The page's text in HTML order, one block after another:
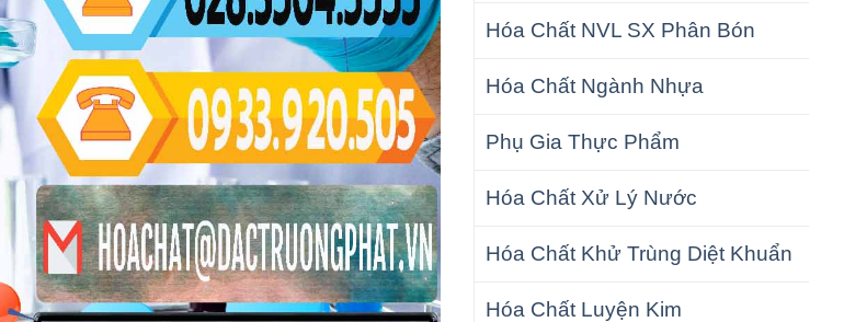
Hóa Chất NVL SX Phân Bón
Hóa Chất Ngành Nhựa
Phụ Gia Thực Phẩm
Hóa Chất Xử Lý Nước
Hóa Chất Khử Trùng Diệt Khuẩn
Hóa Chất Luyện Kim